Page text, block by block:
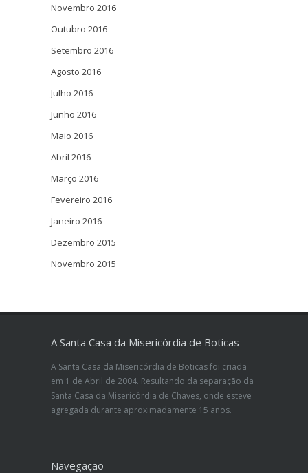
Novembro 2016
Outubro 2016
Setembro 2016
Agosto 2016
Julho 2016
Junho 2016
Maio 2016
Abril 2016
Março 2016
Fevereiro 2016
Janeiro 2016
Dezembro 2015
Novembro 2015
A Santa Casa da Misericórdia de Boticas
A Santa Casa da Misericórdia de Boticas foi criada
em 1 de Abril de 2004. Resultando da separação da
Santa Casa da Misericórdia de Chaves, onde esteve
agregada durante aproximadamente 15 anos.
Navegação